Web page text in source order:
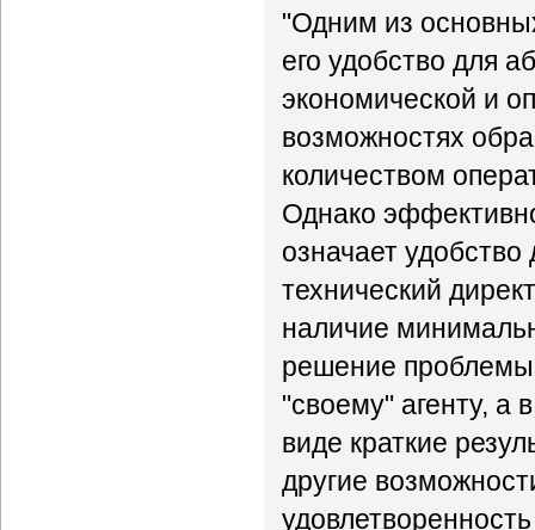
"Одним из
его удобство для
экономической и
возможностях
количеством
Однако
означает
технический
наличие
решение проблемы
"своему" агенту, а
виде краткие
другие